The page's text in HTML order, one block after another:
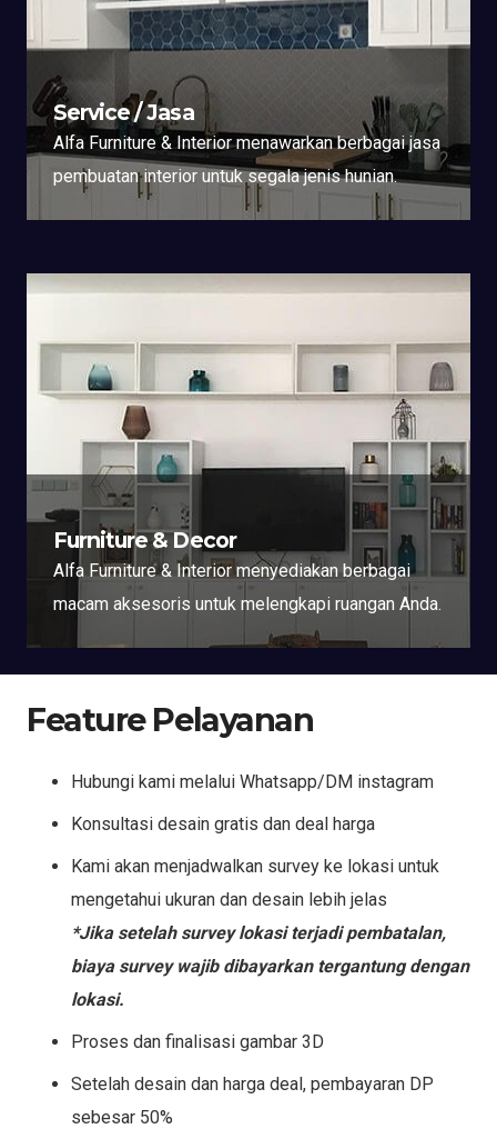
Service / Jasa
Alfa Furniture & Interior menawarkan berbagai jasa
pembuatan interior untuk segala jenis hunian.
Furniture & Decor
Alfa Furniture & Interior menyediakan berbagai
macam aksesoris untuk melengkapi ruangan Anda.
Feature Pelayanan
Hubungi kami melalui Whatsapp/DM instagram
Konsultasi desain gratis dan deal harga
Kami akan menjadwalkan survey ke lokasi untuk
mengetahui ukuran dan desain lebih jelas
*Jika setelah survey lokasi terjadi pembatalan,
biaya survey wajib dibayarkan tergantung dengan
lokasi.
Proses dan finalisasi gambar 3D
Setelah desain dan harga deal, pembayaran DP
sebesar 50%